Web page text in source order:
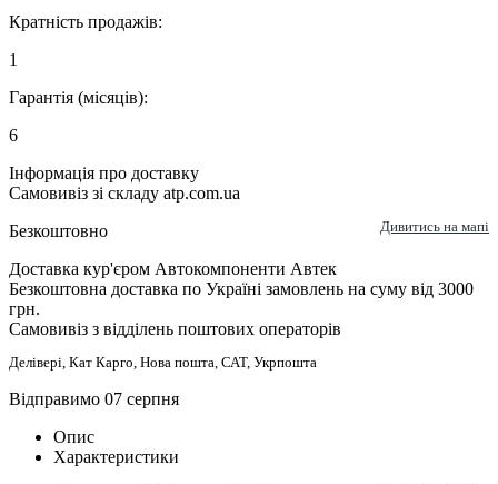
Кратність продажів:
1
Гарантія (місяців):
6
Інформація про доставку
Самовивіз зі складу atp.com.ua
Безкоштовно
Дивитись на мапі
Доставка кур'єром Автокомпоненти Автек
Безкоштовна доставка по Україні замовлень на суму від 3000
грн.
Самовивіз з відділень поштових операторів
Делівері, Кат Карго, Нова пошта, САТ, Укрпошта
Відправимо 07 серпня
Опис
Характеристики